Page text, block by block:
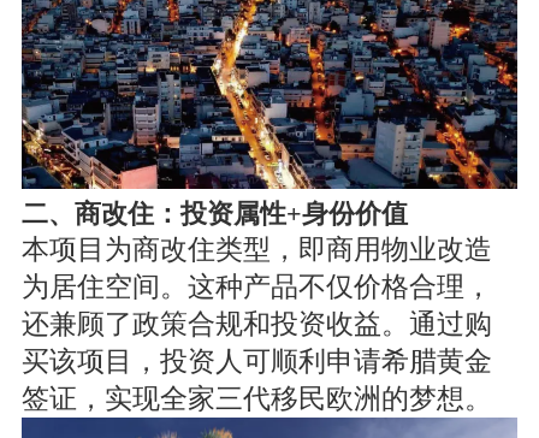
二、商改住：投资属性+身份价值
本项目为商改住类型，即商用物业改造
为居住空间。这种产品不仅价格合理，
还兼顾了政策合规和投资收益。通过购
买该项目，投资人可顺利申请希腊黄金
签证，实现全家三代移民欧洲的梦想。